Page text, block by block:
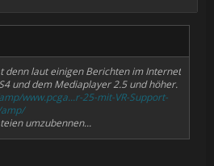
denn laut einigen Berichten im Internet
und dem Mediaplayer 2.5 und höher.
www.pcga...r-25-mit-VR-Support-
umzubennen...